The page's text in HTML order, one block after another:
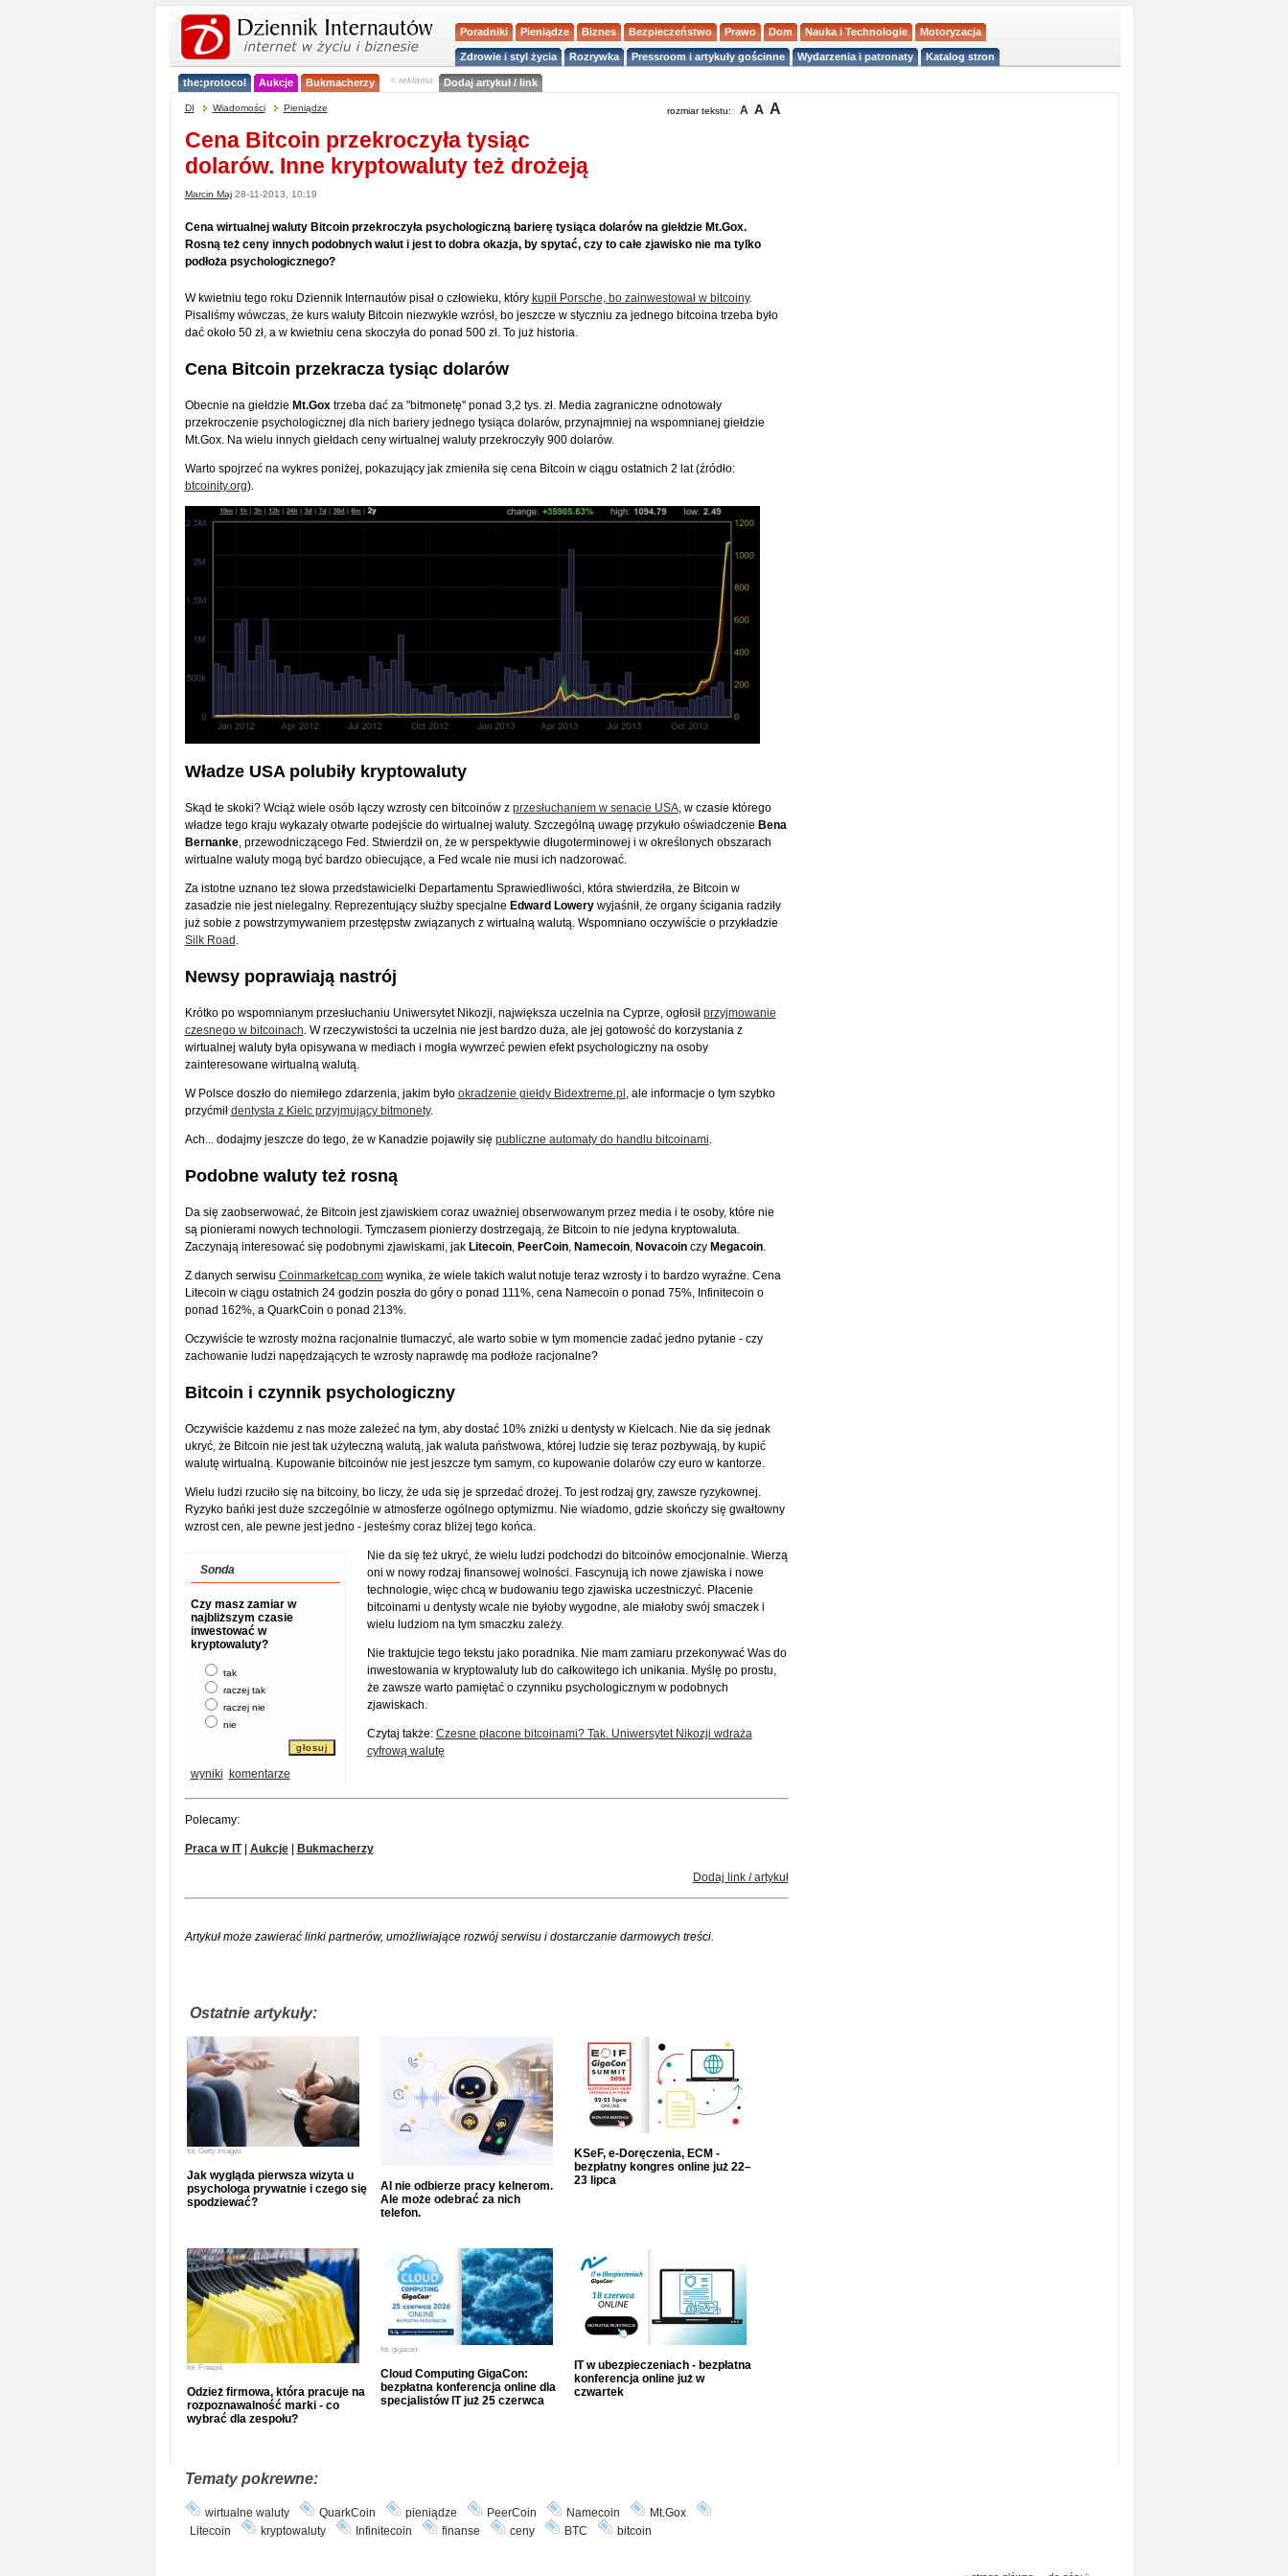
Poradniki Pieniądze Biznes Bezpieczeństwo Prawo Dom Nauka i Technologie Motoryzacja
Zdrowie i styl życia Rozrywka Pressroom i artykuły gościnne Wydarzenia i patronaty Katalog stron
the:protocol Aukcje Bukmacherzy < reklama Dodaj artykuł / link
DI Wiadomości Pieniądze rozmiar tekstu: A A A
Cena Bitcoin przekroczyła tysiąc
dolarów. Inne kryptowaluty też drożeją
Marcin Maj28-11-2013, 10:19
Cena wirtualnej waluty Bitcoin przekroczyła psychologiczną barierę tysiąca dolarów na giełdzie Mt.Gox.
Rosną też ceny innych podobnych walut i jest to dobra okazja, by spytać, czy to całe zjawisko nie ma tylko
podłoża psychologicznego?
W kwietniu tego roku Dziennik Internautów pisał o człowieku, który kupił Porsche, bo zainwestował w bitcoiny.
Pisaliśmy wówczas, że kurs waluty Bitcoin niezwykle wzrósł, bo jeszcze w styczniu za jednego bitcoina trzeba było
dać około 50 zł, a w kwietniu cena skoczyła do ponad 500 zł. To już historia.
Cena Bitcoin przekracza tysiąc dolarów
Obecnie na giełdzie Mt.Goxtrzeba dać za "bitmonetę" ponad 3,2 tys. zł. Media zagraniczne odnotowały
przekroczenie psychologicznej dla nich bariery jednego tysiąca dolarów, przynajmniej na wspomnianej giełdzie
Mt.Gox. Na wielu innych giełdach ceny wirtualnej waluty przekroczyły 900 dolarów.
Warto spojrzeć na wykres poniżej, pokazujący jak zmieniła się cena Bitcoin w ciągu ostatnich 2 lat (źródło:
btcoinity.org).
Władze USA polubiły kryptowaluty
Skąd te skoki? Wciąż wiele osób łączy wzrosty cen bitcoinów z przesłuchaniem w senacie USA, w czasie którego
władze tego kraju wykazały otwarte podejście do wirtualnej waluty. Szczególną uwagę przykuło oświadczenie Bena
Bernanke, przewodniczącego Fed. Stwierdził on, że w perspektywie długoterminowej i w określonych obszarach
wirtualne waluty mogą być bardzo obiecujące, a Fed wcale nie musi ich nadzorować.
Za istotne uznano też słowa przedstawicielki Departamentu Sprawiedliwości, która stwierdziła, że Bitcoin w
zasadzie nie jest nielegalny. Reprezentujący służby specjalne Edward Lowery wyjaśnił, że organy ścigania radziły
już sobie z powstrzymywaniem przestępstw związanych z wirtualną walutą. Wspomniano oczywiście o przykładzie
Silk Road .
Newsy poprawiają nastrój
Krótko po wspomnianym przesłuchaniu Uniwersytet Nikozji, największa uczelnia na Cyprze, ogłosił przyjmowanie
czesnego w bitcoinach. W rzeczywistości ta uczelnia nie jest bardzo duża, ale jej gotowość do korzystania z
wirtualnej waluty była opisywana w mediach i mogła wywrzeć pewien efekt psychologiczny na osoby
zainteresowane wirtualną walutą.
W Polsce doszło do niemiłego zdarzenia, jakim było okradzenie giełdy Bidextreme.pl , ale informacje o tym szybko
przyćmił dentysta z Kielc przyjmujący bitmonety.
Ach... dodajmy jeszcze do tego, że w Kanadzie pojawiły się publiczne automaty do handlu bitcoinami.
Podobne waluty też rosną
Da się zaobserwować, że Bitcoin jest zjawiskiem coraz uważniej obserwowanym przez media i te osoby, które nie
są pionierami nowych technologii. Tymczasem pionierzy dostrzegają, że Bitcoin to nie jedyna kryptowaluta.
Zaczynają interesować się podobnymi zjawiskami, jak Litecoin, PeerCoin, Namecoin, Novacoinczy Megacoin.
Z danych serwisu Coinmarketcap.comwynika, że wiele takich walut notuje teraz wzrosty i to bardzo wyraźne. Cena
Litecoin w ciągu ostatnich 24 godzin poszła do góry o ponad 111%, cena Namecoin o ponad 75%, Infinitecoin o
ponad 162%, a QuarkCoin o ponad 213%.
Oczywiście te wzrosty można racjonalnie tłumaczyć, ale warto sobie w tym momencie zadać jedno pytanie - czy
zachowanie ludzi napędzających te wzrosty naprawdę ma podłoże racjonalne?
Bitcoin i czynnik psychologiczny
Oczywiście każdemu z nas może zależeć na tym, aby dostać 10% zniżki u dentysty w Kielcach. Nie da się jednak
ukryć, że Bitcoin nie jest tak użyteczną walutą, jak waluta państwowa, której ludzie się teraz pozbywają, by kupić
walutę wirtualną. Kupowanie bitcoinów nie jest jeszcze tym samym, co kupowanie dolarów czy euro w kantorze.
Wielu ludzi rzuciło się na bitcoiny, bo liczy, że uda się je sprzedać drożej. To jest rodzaj gry, zawsze ryzykownej.
Ryzyko bańki jest duże szczególnie w atmosferze ogólnego optymizmu. Nie wiadomo, gdzie skończy się gwałtowny
wzrost cen, ale pewne jest jedno - jesteśmy coraz bliżej tego końca.
Sonda
Czy masz zamiar w
najbliższym czasie
inwestować w
kryptowaluty?
tak
raczej tak
raczej nie
nie
wyniki komentarze
Nie da się też ukryć, że wielu ludzi podchodzi do bitcoinów emocjonalnie. Wierzą
oni w nowy rodzaj finansowej wolności. Fascynują ich nowe zjawiska i nowe
technologie, więc chcą w budowaniu tego zjawiska uczestniczyć. Płacenie
bitcoinami u dentysty wcale nie byłoby wygodne, ale miałoby swój smaczek i
wielu ludziom na tym smaczku zależy.
Nie traktujcie tego tekstu jako poradnika. Nie mam zamiaru przekonywać Was do
inwestowania w kryptowaluty lub do całkowitego ich unikania. Myślę po prostu,
że zawsze warto pamiętać o czynniku psychologicznym w podobnych
zjawiskach.
Czytaj także: Czesne płacone bitcoinami? Tak. Uniwersytet Nikozji wdraża
cyfrową walutę
Polecamy:
Praca w IT| Aukcje| Bukmacherzy
Dodaj link / artykuł
Artykuł może zawierać linki partnerów, umożliwiające rozwój serwisu i dostarczanie darmowych treści.
Ostatnie artykuły:
fot. Getty Images
Jak wygląda pierwsza wizyta u
psychologa prywatnie i czego się
spodziewać?
AI nie odbierze pracy kelnerom.
Ale może odebrać za nich
telefon.
KSeF, e-Doręczenia, ECM -
bezpłatny kongres online już 22–
23 lipca
fot. Freepik
Odzież firmowa, która pracuje na
rozpoznawalność marki - co
wybrać dla zespołu?
fot. gigacon
Cloud Computing GigaCon:
bezpłatna konferencja online dla
specjalistów IT już 25 czerwca
IT w ubezpieczeniach - bezpłatna
konferencja online już w
czwartek
Tematy pokrewne:
wirtualne waluty QuarkCoin pieniądze PeerCoin Namecoin
Mt.Gox
Litecoin
kryptowaluty Infinitecoin finanse ceny BTC bitcoin